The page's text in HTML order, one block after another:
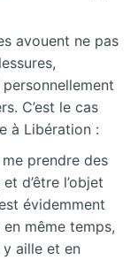
avouent ne pas
C’est le cas
à Libération :
prendre des
d’être l’objet
évidemment
même temps,
y aille et en